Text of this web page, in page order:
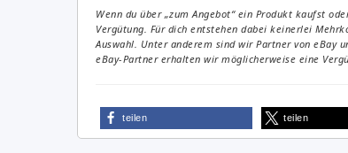
Wenn du über „zum Angebot“ ein Produkt kaufst
Vergütung. Für dich entstehen dabei keinerlei
Auswahl. Unter anderem sind wir Partner von eBay
eBay-Partner erhalten wir möglicherweise eine
teilen teilen